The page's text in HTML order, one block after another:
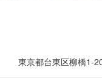
東京都台東区柳橋1-